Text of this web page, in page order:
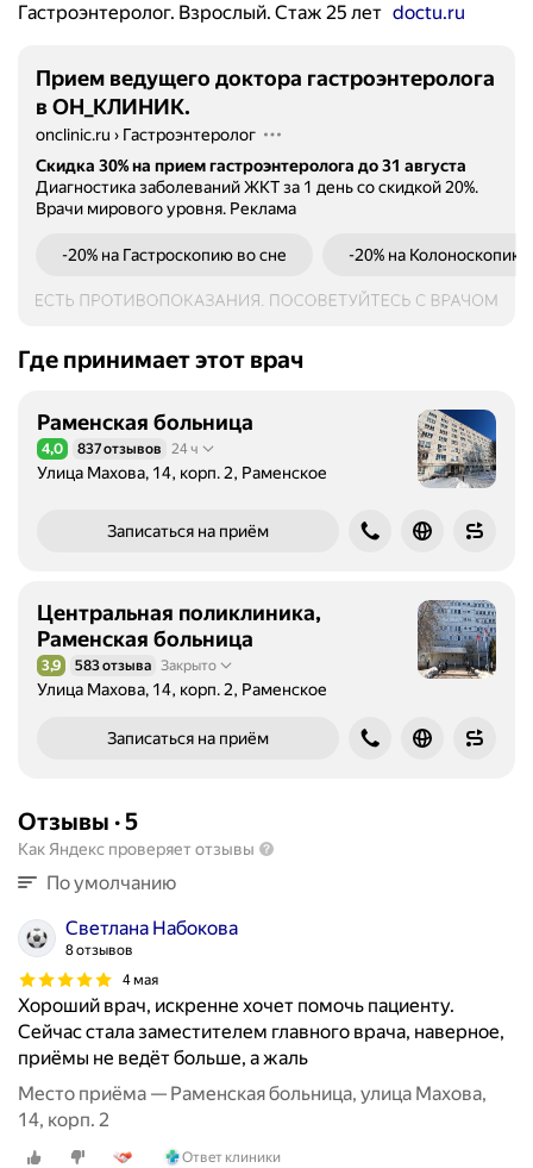
Гастроэнтеролог. Взрослый. Стаж 25 лет doctu.ru
Прием ведущего доктора гастроэнтеролога
в ОН_КЛИНИК.
onclinic.ru › Гастроэнтеролог
Скидка 30% на прием гастроэнтеролога до 31 августа
Диагностика заболеваний ЖКТ за 1 день со скидкой 20%.
Врачи мирового уровня. Реклама
-20% на Гастроскопию во сне -20% на Колоноскопию
Где принимает этот врач
Раменская больница
Рейтинг 4,0 из 5
4,0 837 отзывов 24 ч
Улица Махова, 14, корп. 2, Раменское
Записаться на приём
Центральная поликлиника,
Раменская больница
Рейтинг 3,9 из 5
3,9 583 отзыва Закрыто
Улица Махова, 14, корп. 2, Раменское
Записаться на приём
Отзывы ·5
Как Яндекс проверяет отзывы
По умолчанию
Светлана Набокова
8 отзывов
4 мая
Хороший врач, искренне хочет помочь пациенту.
Сейчас стала заместителем главного врача, наверное,
приёмы не ведёт больше, а жаль
Место приёма — Раменская больница, улица Махова,
14, корп. 2
Ответ клиники